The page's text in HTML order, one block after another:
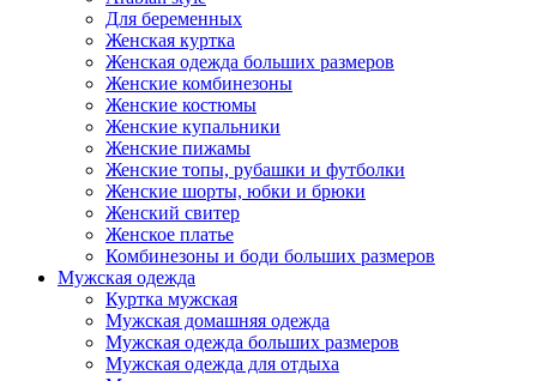
Для беременных
Женская куртка
Женская одежда больших размеров
Женские комбинезоны
Женские костюмы
Женские купальники
Женские пижамы
Женские топы, рубашки и футболки
Женские шорты, юбки и брюки
Женский свитер
Женское платье
Комбинезоны и боди больших размеров
Мужская одежда
Куртка мужская
Мужская домашняя одежда
Мужская одежда больших размеров
Мужская одежда для отдыха